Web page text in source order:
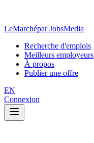
LeMarchépar JobsMedia
Recherche d'emplois
Meilleurs employeurs
À propos
Publier une offre
EN
Connexion